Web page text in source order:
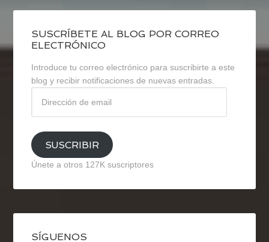
SUSCRÍBETE AL BLOG POR CORREO
ELECTRÓNICO
Introduce tu correo electrónico para suscribirte a este
blog y recibir notificaciones de nuevas entradas.
email
SUSCRIBIR
Únete a otros 127K suscriptores
SÍGUENOS